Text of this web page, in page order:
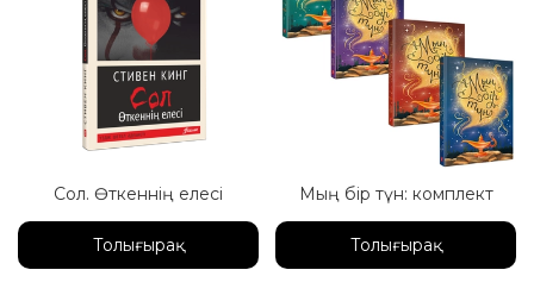
Сол. Өткеннің елесі
Толығырақ
Мың бір түн: комплект
Толығырақ